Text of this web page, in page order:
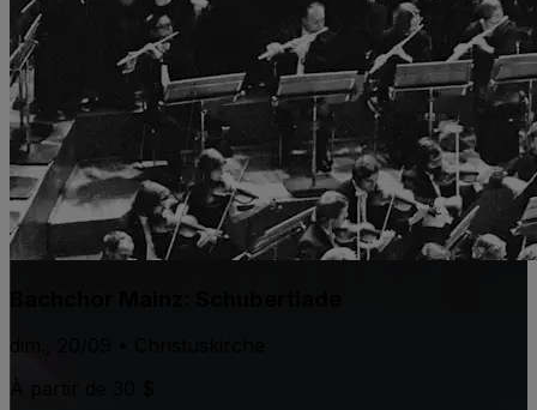
dim., 20/09 • Christuskirche